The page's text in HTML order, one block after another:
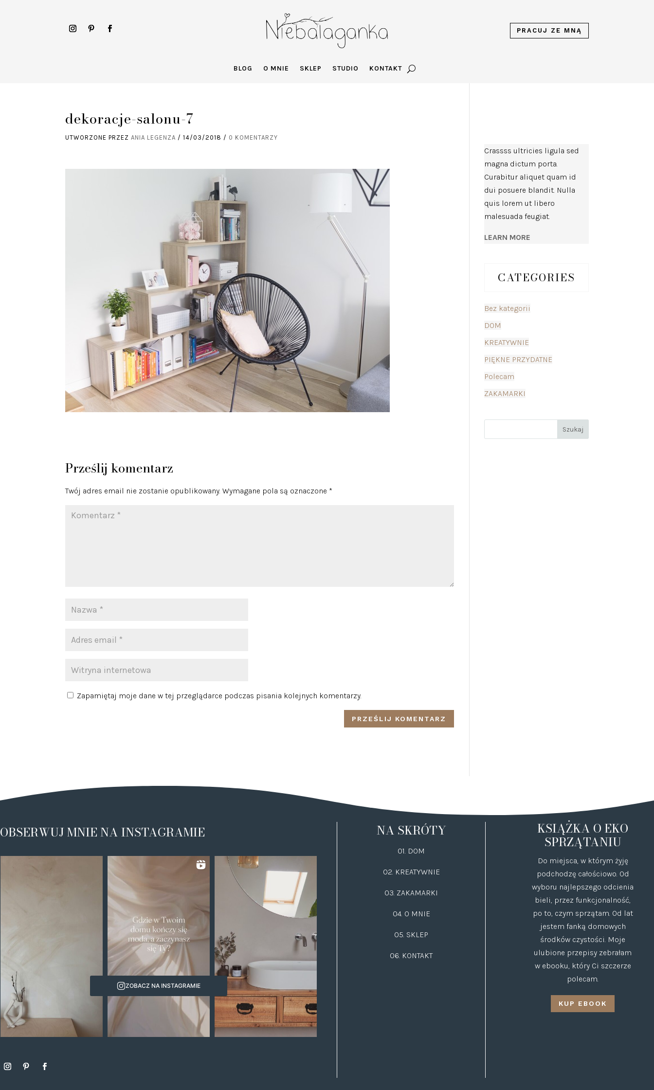
PRACUJ ZE MNĄ
BLOG O MNIE SKLEP STUDIO KONTAKT
dekoracje-salonu-7
UTWORZONE PRZEZANIA LEGENZA /14/03/2018 / 0 KOMENTARZY
Prześlij komentarz
Twój adres email nie zostanie opublikowany. Wymagane pola są oznaczone *
Zapamiętaj moje dane w tej przeglądarce podczas pisania kolejnych komentarzy.
Crassss ultricies ligula sed
magna dictum porta.
Curabitur aliquet quam id
dui posuere blandit. Nulla
quis lorem ut libero
malesuada feugiat.
LEARN MORE
CATEGORIES
Bez kategorii
DOM
KREATYWNIE
PIĘKNE PRZYDATNE
Polecam
ZAKAMARKI
OBSERWUJ MNIE NA INSTAGRAMIE
ZOBACZ NA INSTAGRAMIE
NA SKRÓTY
01. DOM
02. KREATYWNIE
03. ZAKAMARKI
04. O MNIE
05. SKLEP
06. KONTAKT
KSIĄŻKA O EKO
SPRZĄTANIU
Do miejsca, w którym żyję
podchodzę całościowo. Od
wyboru najlepszego odcienia
bieli, przez funkcjonalność,
po to, czym sprzątam. Od lat
jestem fanką domowych
środków czystości. Moje
ulubione przepisy zebrałam
w ebooku, który Ci szczerze
polecam.
KUP EBOOK